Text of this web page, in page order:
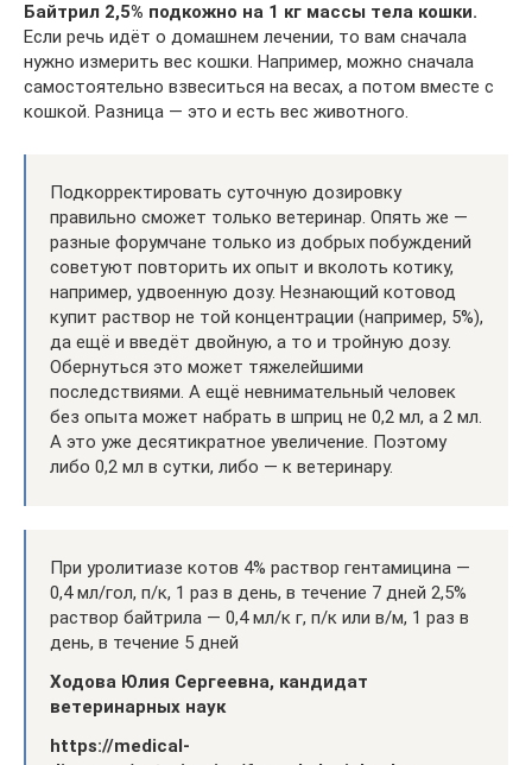
Байтрил 2,5% подкожно на 1 кг массы тела кошки.
Если речь идёт о домашнем лечении, то вам сначала
нужно измерить вес кошки. Например, можно сначала
самостоятельно взвеситься на весах, а потом вместе с
кошкой. Разница — это и есть вес животного.
Подкорректировать суточную дозировку
правильно сможет только ветеринар. Опять же —
разные форумчане только из добрых побуждений
советуют повторить их опыт и вколоть котику,
например, удвоенную дозу. Незнающий котовод
купит раствор не той концентрации (например, 5%),
да ещё и введёт двойную, а то и тройную дозу.
Обернуться это может тяжелейшими
последствиями. А ещё невнимательный человек
без опыта может набрать в шприц не 0,2 мл, а 2 мл.
А это уже десятикратное увеличение. Поэтому
либо 0,2 мл в сутки, либо — к ветеринару.
При уролитиазе котов 4% раствор гентамицина —
0,4 мл/гол, п/к, 1 раз в день, в течение 7 дней 2,5%
раствор байтрила — 0,4 мл/к г, п/к или в/м, 1 раз в
день, в течение 5 дней
Ходова Юлия Сергеевна, кандидат
ветеринарных наук
https://medical-